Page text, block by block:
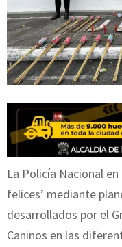
La Policía Nacional
felices’ mediante
desarrollados por el
Caninos en las